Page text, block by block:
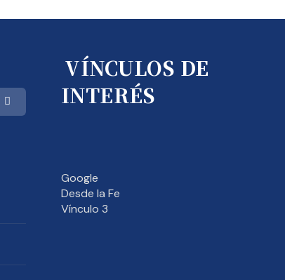
VÍNCULOS DE
INTERÉS
Google
Desde la Fe
Vínculo 3